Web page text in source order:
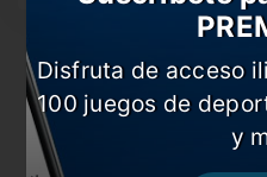
Disfruta de acceso
100 juegos de
y